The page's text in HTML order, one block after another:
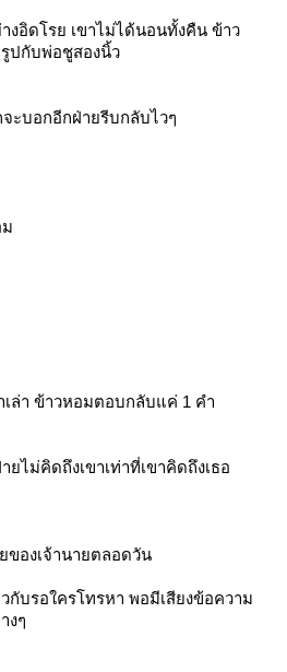
งอิดโรย เขาไม่ได้นอนทั้งคืน ข้าว
ปกับพ่อชูสองนิ้ว
ะบอกอีกฝ่ายรีบกลับไวๆ
เล่า ข้าวหอมตอบกลับแค่ 1 คำ
ไม่คิดถึงเขาเท่าที่เขาคิดถึงเธอ
ของเจ้านายตลอดวัน
กับรอใครโทรหา พอมีเสียงข้อความ
งๆ